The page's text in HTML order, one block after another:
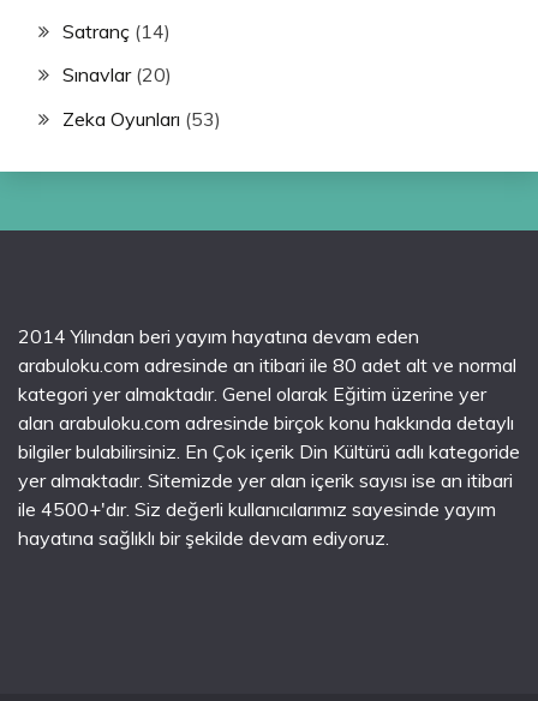
Satranç (14)
Sınavlar(20)
Zeka Oyunları (53)
2014 Yılından beri yayım hayatına devam eden
arabuloku.com adresinde an itibari ile 80 adet alt ve normal
kategori yer almaktadır. Genel olarak Eğitim üzerine yer
alan arabuloku.com adresinde birçok konu hakkında detaylı
bilgiler bulabilirsiniz. En Çok içerik Din Kültürü adlı kategoride
yer almaktadır. Sitemizde yer alan içerik sayısı ise an itibari
ile 4500+'dır. Siz değerli kullanıcılarımız sayesinde yayım
hayatına sağlıklı bir şekilde devam ediyoruz.